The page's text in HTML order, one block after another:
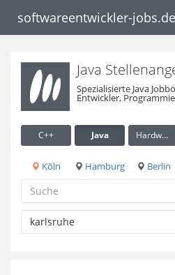
softwareentwickler-jobs.de
Java
Spezialisierte Java
Entwickler,
C++ Java Hardware / Embedded
Köln Hamburg Berlin